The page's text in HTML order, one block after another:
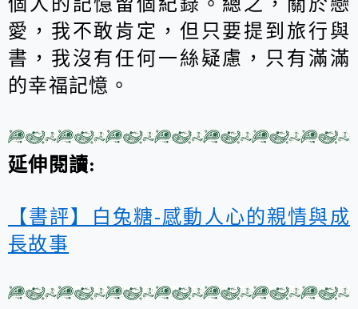
愛，我不敢肯定，但只要提到旅行與
書，我沒有任何一絲疑慮，只有滿滿
的幸福記憶。
延伸閱讀:
【書評】白兔糖-感動人心的親情與成
長故事